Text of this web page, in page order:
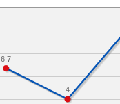
4
6.7